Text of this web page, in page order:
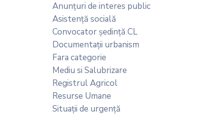
Anunțuri de interes public
Asistență socială
Convocator ședință CL
Documentații urbanism
Fara categorie
Mediu si Salubrizare
Registrul Agricol
Resurse Umane
Situații de urgență